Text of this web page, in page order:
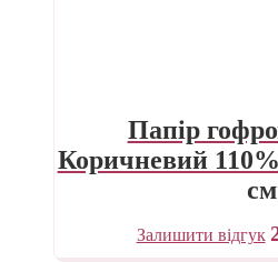
Папір
Коричневий
Залишити відгук